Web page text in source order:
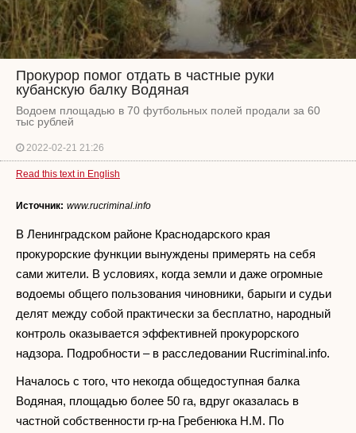
Прокурор помог отдать в частные руки
кубанскую балку Водяная
Водоем площадью в 70 футбольных полей продали за 60
тыс рублей
2022-02-21 21:26
Read this text in English
Источник: www.rucriminal.info
В Ленинградском районе Краснодарского края
прокурорские функции вынуждены примерять на себя
сами жители. В условиях, когда земли и даже огромные
водоемы общего пользования чиновники, барыги и судьи
делят между собой практически за бесплатно, народный
контроль оказывается эффективней прокурорского
надзора. Подробности – в расследовании Rucriminal.info.
Началось с того, что некогда общедоступная балка
Водяная, площадью более 50 га, вдруг оказалась в
частной собственности гр-на Гребенюка Н.М. По